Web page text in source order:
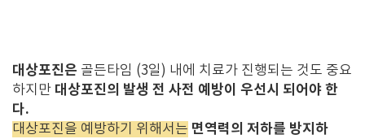
대상포진은 골든타임 (3일) 내에 치료가 진행되는 것도 중요
하지만 대상포진의 발생 전 사전 예방이 우선시 되어야 한
다.
대상포진을 예방하기 위해서는 면역력의 저하를 방지하